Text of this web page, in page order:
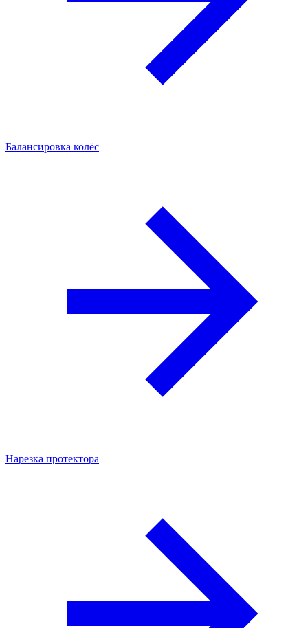
Балансировка колёс
Нарезка протектора